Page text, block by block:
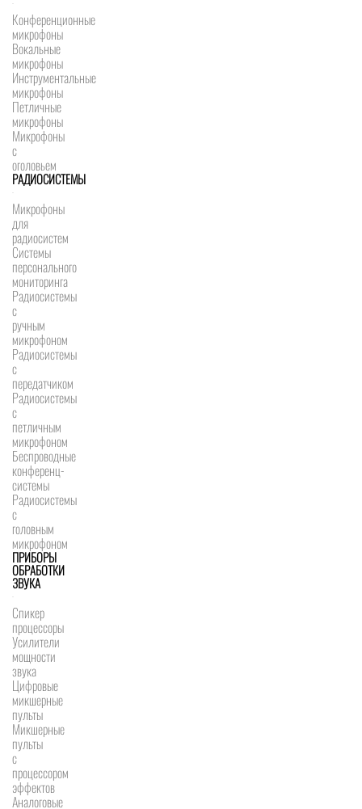
Конференционные
микрофоны
Вокальные
микрофоны
Инструментальные
микрофоны
Петличные
микрофоны
Микрофоны
с
оголовьем
РАДИОСИСТЕМЫ
Микрофоны
для
радиосистем
Системы
персонального
мониторинга
Радиосистемы
c
ручным
микрофоном
Радиосистемы
с
передатчиком
Радиосистемы
с
петличным
микрофоном
Беспроводные
конференц-
системы
Радиосистемы
с
головным
микрофоном
ПРИБОРЫ
ОБРАБОТКИ
ЗВУКА
Спикер
процессоры
Усилители
мощности
звука
Цифровые
микшерные
пульты
Микшерные
пульты
с
процессором
эффектов
Аналоговые